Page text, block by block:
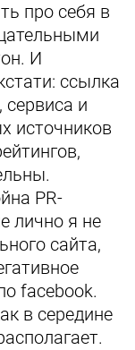
про себя в
И
ссылка
и
источников
PR-
лично я не
сайта,
facebook.
в середине